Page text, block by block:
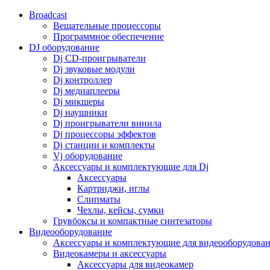
Broadcast
Вещательные процессоры
Программное обеспечение
DJ оборудование
Dj CD-проигрыватели
Dj звуковые модули
Dj контроллер
Dj медиаплееры
Dj микшеры
Dj наушники
Dj проигрыватели винила
Dj процессоры эффектов
Dj станции и комплекты
Vj оборудование
Аксессуары и комплектующие для Dj
Аксессуары
Картриджи, иглы
Слипматы
Чехлы, кейсы, сумки
Грувбоксы и компактные синтезаторы
Видеооборудование
Аксессуары и комплектующие для
Видеокамеры и аксессуары
Аксессуары для видеокамер